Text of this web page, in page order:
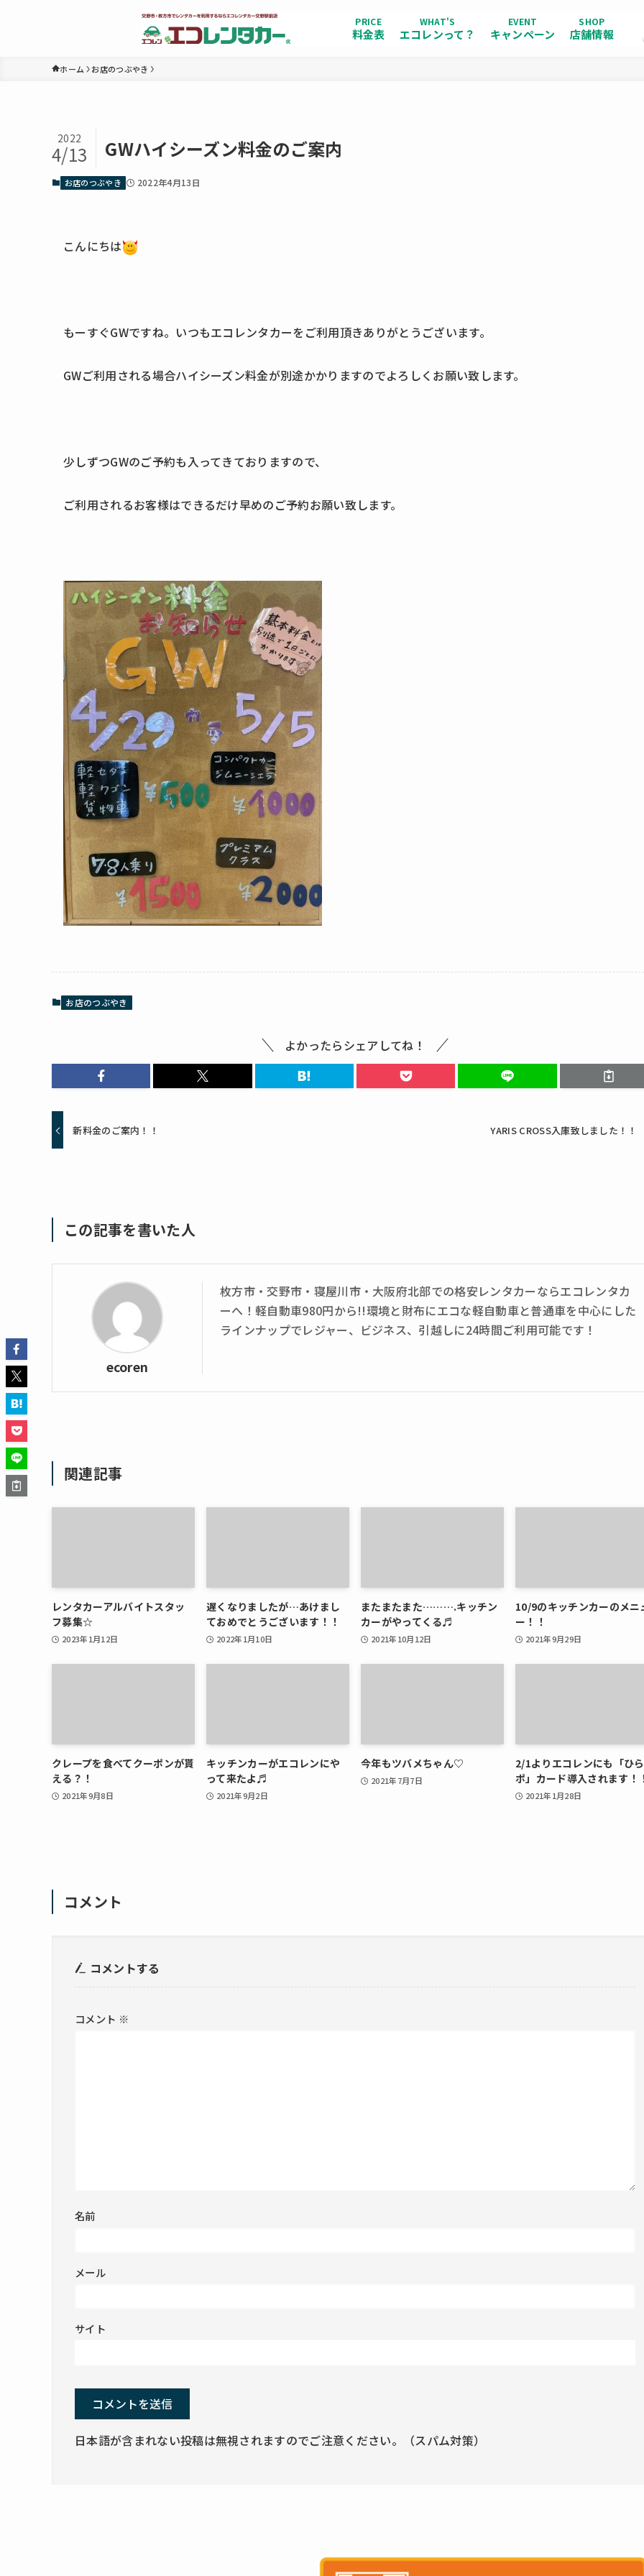
PRICE
料金表
WHAT'S
エコレンって？
EVENT
キャンペーン
SHOP
店舗情報
ホーム お店のつぶやき
GWハイシーズン料金のご案内
2022
4/13
お店のつぶやき 2022年4月13日
こんにちは
もーすぐGWですね。いつもエコレンタカーをご利用頂きありがとうございます。
GWご利用される場合ハイシーズン料金が別途かかりますのでよろしくお願い致します。
少しずつGWのご予約も入ってきておりますので、
ご利用されるお客様はできるだけ早めのご予約お願い致します。
お店のつぶやき
よかったらシェアしてね！
新料金のご案内！！ YARIS CROSS入庫致しました！！
この記事を書いた人
ecoren
枚方市・交野市・寝屋川市・大阪府北部での格安レンタカーならエコレンタカ
ーへ！軽自動車980円から!!環境と財布にエコな軽自動車と普通車を中心にした
ラインナップでレジャー、ビジネス、引越しに24時間ご利用可能です！
関連記事
レンタカーアルバイトスタッ
フ募集☆
2023年1月12日
遅くなりましたが…あけまし
ておめでとうございます！！
2022年1月10日
またまたまた……….キッチン
カーがやってくる♬
2021年10月12日
10/9のキッチンカーのメニ
ー！！
2021年9月29日
クレープを食べてクーポンが貰
える？！
2021年9月8日
キッチンカーがエコレンにや
って来たよ♬
2021年9月2日
今年もツバメちゃん♡
2021年7月7日
2/1よりエコレンにも「ひら
ポ」カード導入されます！
2021年1月28日
コメント
コメントする
コメント ※
名前
メール
サイト
日本語が含まれない投稿は無視されますのでご注意ください。（スパム対策）